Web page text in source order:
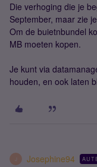
Die verhoging die je
September, maar zie
Om de buietnbundel
MB moeten kopen.
Je kunt via
houden, en ook laten
J Josephine94